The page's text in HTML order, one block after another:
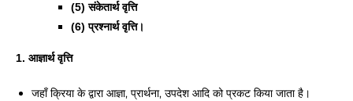
(5) संकेतार्थ वृत्ति
(6) प्रश्नार्थ वृत्ति।
1. आज्ञार्थ वृत्ति
जहाँ क्रिया के द्वारा आज्ञा, प्रार्थना, उपदेश आदि को प्रकट किया जाता है।